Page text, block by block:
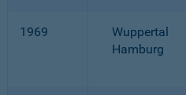
1969
Wuppertal
Hamburg